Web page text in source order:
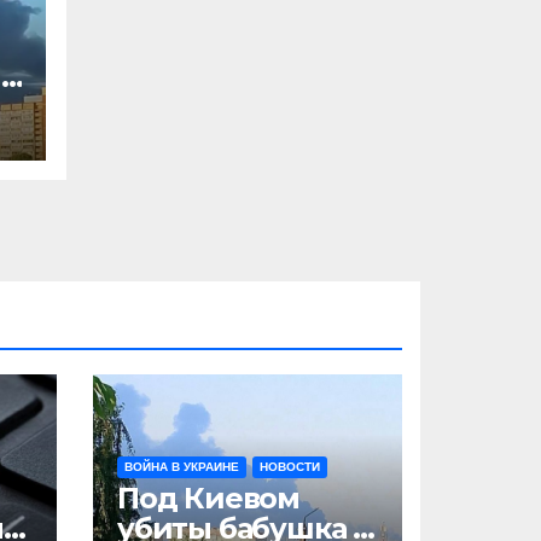
ВОЙНА В УКРАИНЕ НОВОСТИ
Под Киевом
убиты бабушка и